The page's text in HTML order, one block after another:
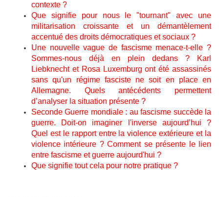
contexte ?
Que signifie pour nous le "tournant" avec une
militarisation croissante et un démantèlement
accentué des droits démocratiques et sociaux ?
Une nouvelle vague de fascisme menace-t-elle ?
Sommes-nous déjà en plein dedans ? Karl
Liebknecht et Rosa Luxemburg ont été assassinés
sans qu'un régime fasciste ne soit en place en
Allemagne. Quels antécédents permettent
d’analyser la situation présente ?
Seconde Guerre mondiale : au fascisme succède la
guerre. Doit-on imaginer l'inverse aujourd’hui ?
Quel est le rapport entre la violence extérieure et la
violence intérieure ? Comment se présente le lien
entre fascisme et guerre aujourd'hui ?
Que signifie tout cela pour notre pratique ?